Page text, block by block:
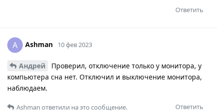
Ответить
A Ashman 10 фев 2023
Андрей
Проверил, отключение только у монитора, у
компьютера сна нет. Отключил и выключение монитора,
наблюдаем.
Ответить
Ashman ответили на это сообщение.